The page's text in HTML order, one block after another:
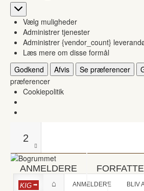
Marketing
Vælg muligheder
Administrer tjenester
Administrer {vendor_count}
Læs mere om disse formål
Godkend
Afvis Se præferencer
præferencer
Cookiepolitik
2
ANMELDERE
KIG ANMELDERE BLIV